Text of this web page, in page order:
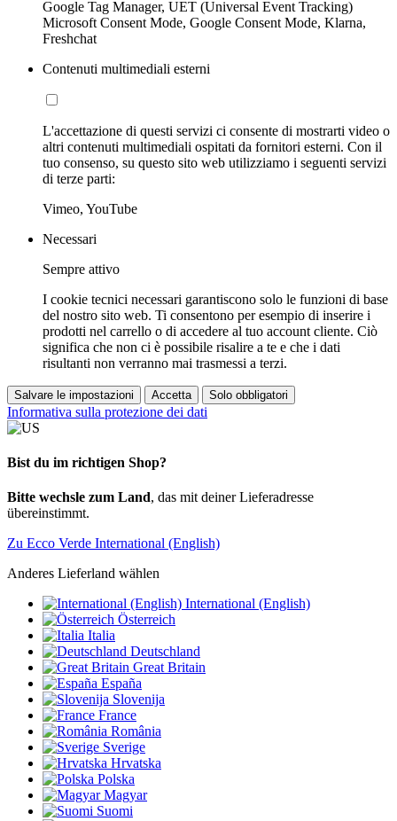
Google Tag Manager, UET (Universal Event Tracking)
Microsoft Consent Mode, Google Consent Mode, Klarna,
Freshchat
Contenuti multimediali esterni
L'accettazione di questi servizi ci consente di mostrarti video o
altri contenuti multimediali ospitati da fornitori esterni. Con il
tuo consenso, su questo sito web utilizziamo i seguenti servizi
di terze parti:
Vimeo, YouTube
Necessari
Sempre attivo
I cookie tecnici necessari garantiscono solo le funzioni di base
del nostro sito web. Ti consentono per esempio di inserire i
prodotti nel carrello o di accedere al tuo account cliente. Ciò
significa che non ci è possibile risalire a te e che i dati
risultanti non verranno mai trasmessi a terzi.
Salvare le impostazioni Accetta Solo obbligatori
Informativa sulla protezione dei dati
Bist du im richtigen Shop?
Bitte wechsle zum Land, das mit deiner Lieferadresse
übereinstimmt.
Zu Ecco Verde International (English)
Anderes Lieferland wählen
International (English)
Österreich
Italia
Deutschland
Great Britain
España
Slovenija
France
România
Sverige
Hrvatska
Polska
Magyar
Suomi